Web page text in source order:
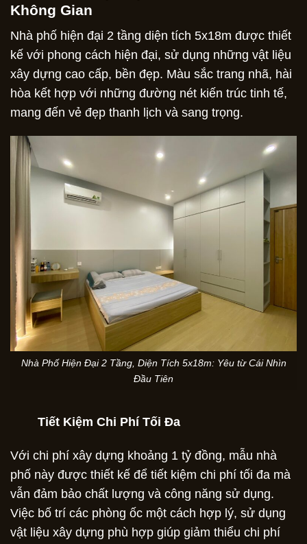
Không Gian
Nhà phố hiện đại 2 tầng diện tích 5x18m được thiết
kế với phong cách hiện đại, sử dụng những vật liệu
xây dựng cao cấp, bền đẹp. Màu sắc trang nhã, hài
hòa kết hợp với những đường nét kiến trúc tinh tế,
mang đến vẻ đẹp thanh lịch và sang trọng.
Nhà Phố Hiện Đại 2 Tầng, Diện Tích 5x18m: Yêu từ Cái Nhìn
Đầu Tiên
Tiết Kiệm Chi Phí Tối Đa
Với chi phí xây dựng khoảng 1 tỷ đồng, mẫu nhà
phố này được thiết kế để tiết kiệm chi phí tối đa mà
vẫn đảm bảo chất lượng và công năng sử dụng.
Việc bố trí các phòng ốc một cách hợp lý, sử dụng
vật liệu xây dựng phù hợp giúp giảm thiểu chi phí